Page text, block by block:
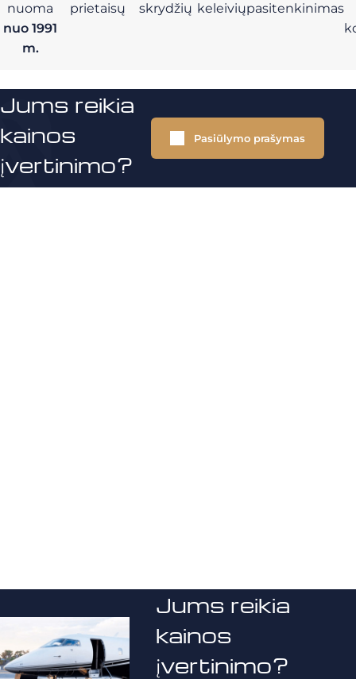
nuoma
nuo 1991
m.
prietaisų
skrydžių keleiviųpasitenkinimas
Jums reikia
kainos
įvertinimo?
Pasiūlymo prašymas
Jums reikia
kainos
įvertinimo?